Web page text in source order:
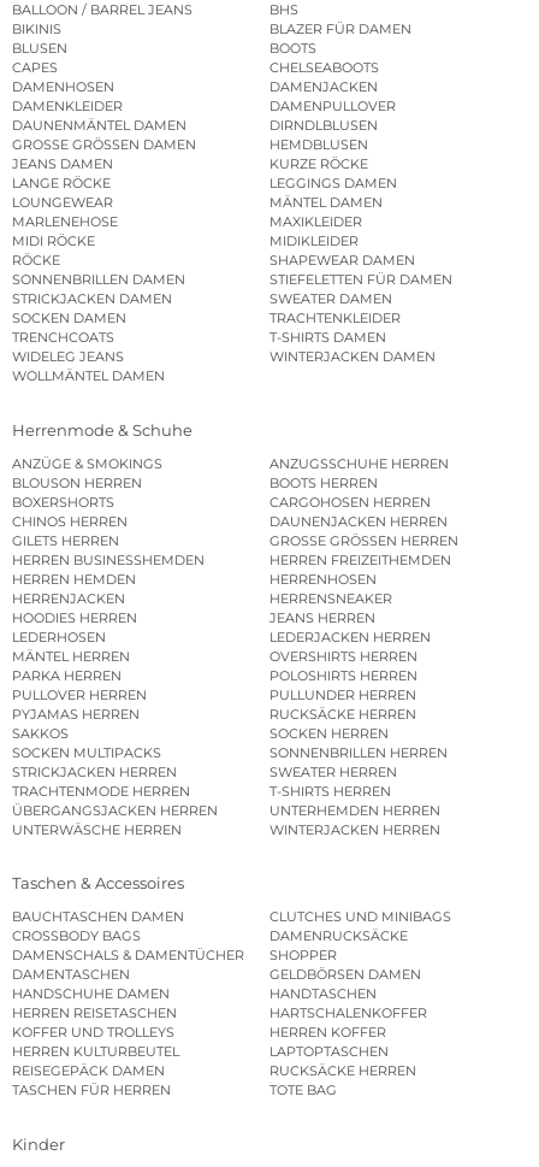
BALLOON / BARREL JEANS
BHS
BIKINIS
BLAZER FÜR DAMEN
BLUSEN
BOOTS
CAPES
CHELSEABOOTS
DAMENHOSEN
DAMENJACKEN
DAMENKLEIDER
DAMENPULLOVER
DAUNENMÄNTEL DAMEN
DIRNDLBLUSEN
GROSSE GRÖSSEN DAMEN
HEMDBLUSEN
JEANS DAMEN
KURZE RÖCKE
LANGE RÖCKE
LEGGINGS DAMEN
LOUNGEWEAR
MÄNTEL DAMEN
MARLENEHOSE
MAXIKLEIDER
MIDI RÖCKE
MIDIKLEIDER
RÖCKE
SHAPEWEAR DAMEN
SONNENBRILLEN DAMEN
STIEFELETTEN FÜR DAMEN
STRICKJACKEN DAMEN
SWEATER DAMEN
SOCKEN DAMEN
TRACHTENKLEIDER
TRENCHCOATS
T-SHIRTS DAMEN
WIDELEG JEANS
WINTERJACKEN DAMEN
WOLLMÄNTEL DAMEN
Herrenmode & Schuhe
ANZÜGE & SMOKINGS
ANZUGSSCHUHE HERREN
BLOUSON HERREN
BOOTS HERREN
BOXERSHORTS
CARGOHOSEN HERREN
CHINOS HERREN
DAUNENJACKEN HERREN
GILETS HERREN
GROSSE GRÖSSEN HERREN
HERREN BUSINESSHEMDEN
HERREN FREIZEITHEMDEN
HERREN HEMDEN
HERRENHOSEN
HERRENJACKEN
HERRENSNEAKER
HOODIES HERREN
JEANS HERREN
LEDERHOSEN
LEDERJACKEN HERREN
MÄNTEL HERREN
OVERSHIRTS HERREN
PARKA HERREN
POLOSHIRTS HERREN
PULLOVER HERREN
PULLUNDER HERREN
PYJAMAS HERREN
RUCKSÄCKE HERREN
SAKKOS
SOCKEN HERREN
SOCKEN MULTIPACKS
SONNENBRILLEN HERREN
STRICKJACKEN HERREN
SWEATER HERREN
TRACHTENMODE HERREN
T-SHIRTS HERREN
ÜBERGANGSJACKEN HERREN
UNTERHEMDEN HERREN
UNTERWÄSCHE HERREN
WINTERJACKEN HERREN
Taschen & Accessoires
BAUCHTASCHEN DAMEN
CLUTCHES UND MINIBAGS
CROSSBODY BAGS
DAMENRUCKSÄCKE
DAMENSCHALS & DAMENTÜCHER
SHOPPER
DAMENTASCHEN
GELDBÖRSEN DAMEN
HANDSCHUHE DAMEN
HANDTASCHEN
HERREN REISETASCHEN
HARTSCHALENKOFFER
KOFFER UND TROLLEYS
HERREN KOFFER
HERREN KULTURBEUTEL
LAPTOPTASCHEN
REISEGEPÄCK DAMEN
RUCKSÄCKE HERREN
TASCHEN FÜR HERREN
TOTE BAG
Kinder